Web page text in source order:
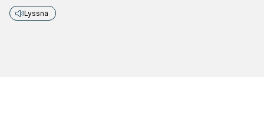
Lyssna